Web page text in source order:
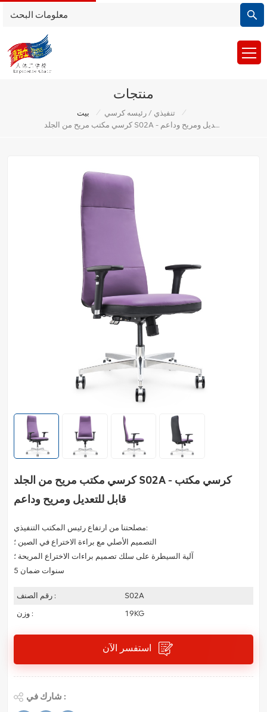
منتجات
بيت / تنفيذي / رئيسه كرسي
/
كرسي مكتب مريح من الجلد S02A - كرسي مكتب قابل للتعديل ومريح وداعم
كرسي مكتب مريح من الجلد S02A - كرسي مكتب
قابل للتعديل ومريح وداعم
مصلحتنا من ارتفاع رئيس المكتب التنفيذي:
التصميم الأصلي مع براءة الاختراع في الصين ؛
آلية السيطرة على سلك تصميم براءات الاختراع المريحة ؛
5 سنوات ضمان
رقم الصنف :
S02A
وزن :
19KG
شارك في :